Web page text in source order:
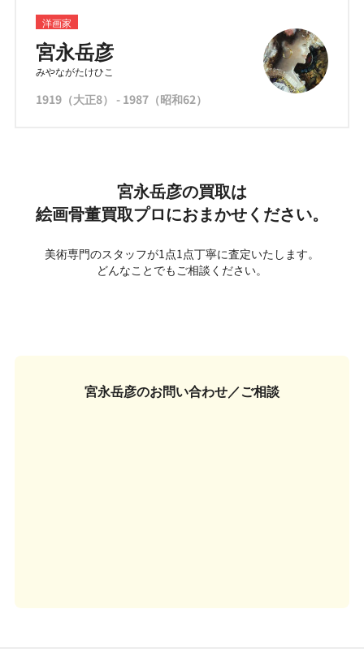
洋画家
宮永岳彦
みやながたけひこ
1919（大正8） - 1987（昭和62）
宮永岳彦の買取は
絵画骨董買取プロにおまかせください。
美術専門のスタッフが1点1点丁寧に査定いたします。
どんなことでもご相談ください。
宮永岳彦のお問い合わせ／ご相談